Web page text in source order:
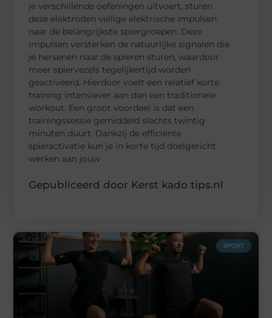
je verschillende oefeningen uitvoert, sturen
deze elektroden veilige elektrische impulsen
naar de belangrijkste spiergroepen. Deze
impulsen versterken de natuurlijke signalen die
je hersenen naar de spieren sturen, waardoor
meer spiervezels tegelijkertijd worden
geactiveerd. Hierdoor voelt een relatief korte
training intensiever aan dan een traditionele
workout. Een groot voordeel is dat een
trainingssessie gemiddeld slechts twintig
minuten duurt. Dankzij de efficiënte
spieractivatie kun je in korte tijd doelgericht
werken aan jouw
Gepubliceerd door Kerst kado tips.nl
SPORT